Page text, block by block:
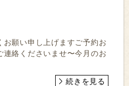
お願い申し上げますご予約お
連絡くださいませ〜今月のお
続きを見る